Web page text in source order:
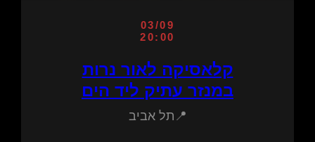
03/09
20:00
קלאסיקה לאור נרות
במנזר עתיק ליד הים
📍תל אביב